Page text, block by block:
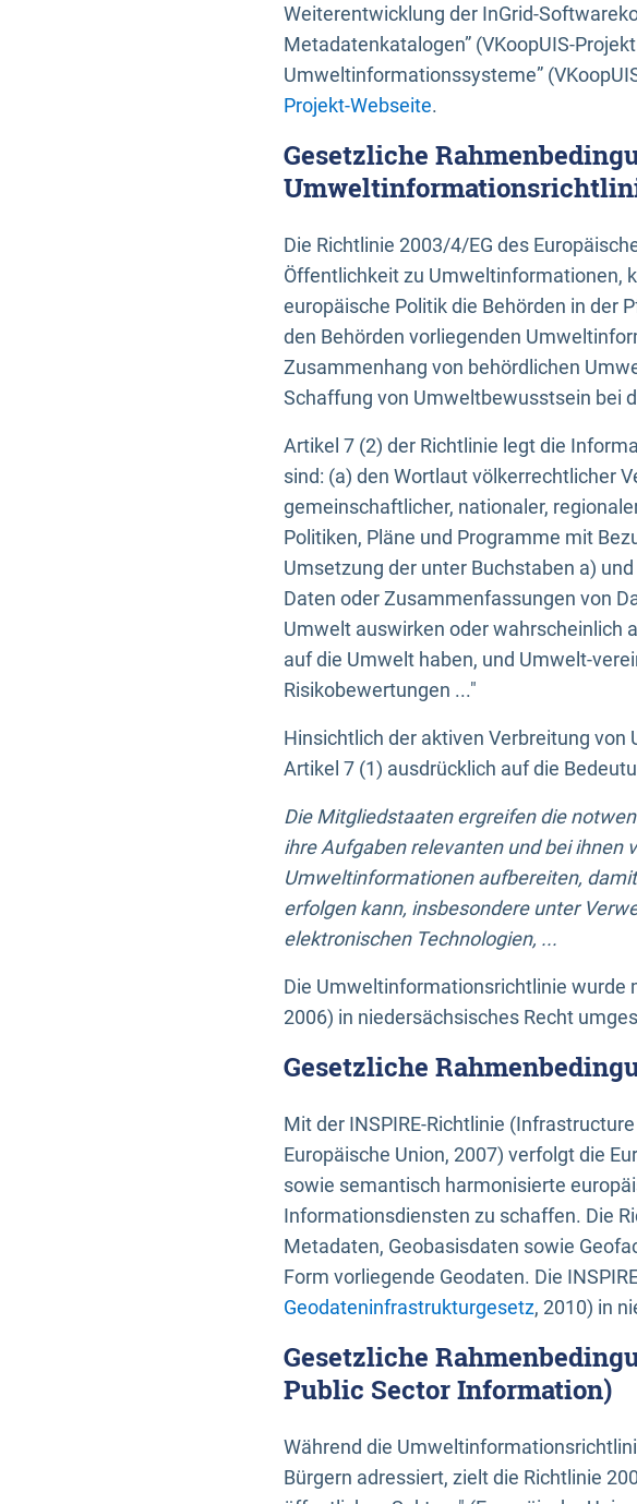
Weiterentwicklung der InGrid-
Metadatenkatalogen” (VKoopUIS-
Umweltinformationssysteme”
Projekt-Webseite.
Gesetzliche
Die Richtlinie 2003/4/EG des
Öffentlichkeit zu Umweltinformationen,
europäische Politik die Behörden in der
den Behörden vorliegenden
Zusammenhang von behördlichen
Schaffung von Umweltbewusstsein bei
Artikel 7 (2) der Richtlinie legt die
sind: (a) den Wortlaut völkerrechtlicher
gemeinschaftlicher, nationaler,
Politiken, Pläne und Programme mit
Umsetzung der unter Buchstaben a)
Daten oder Zusammenfassungen von
Umwelt auswirken oder wahrscheinlich
auf die Umwelt haben, und Umwelt-
Risikobewertungen ..."
Hinsichtlich der aktiven Verbreitung
Artikel 7 (1) ausdrücklich auf die
Die Mitgliedstaaten ergreifen die
ihre Aufgaben relevanten und bei ihnen
Umweltinformationen aufbereiten,
erfolgen kann, insbesondere unter
elektronischen Technologien, ...
Die Umweltinformationsrichtlinie wurde
2006) in niedersächsisches Recht
Gesetzliche
Mit der INSPIRE-Richtlinie
Europäische Union, 2007) verfolgt die
sowie semantisch harmonisierte
Informationsdiensten zu schaffen. Die
Metadaten, Geobasisdaten sowie
Form vorliegende Geodaten. Die
Geodateninfrastrukturgesetz, 2010) in
Gesetzliche
Public Sector Information)
Während die
Bürgern adressiert, zielt die Richtlinie